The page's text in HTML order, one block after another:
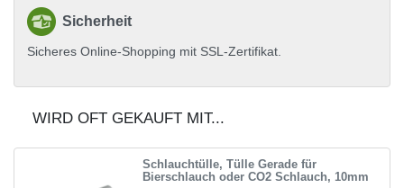
Sicherheit
Sicheres Online-Shopping mit SSL-Zertifikat.
WIRD OFT GEKAUFT MIT...
Schlauchtülle, Tülle Gerade für
Bierschlauch oder CO2 Schlauch, 10mm